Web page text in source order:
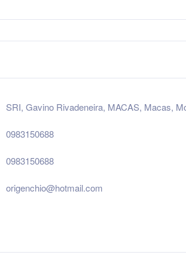
SRI, Gavino Rivadeneira, MACAS, Macas,
0983150688
0983150688
origenchio@hotmail.com